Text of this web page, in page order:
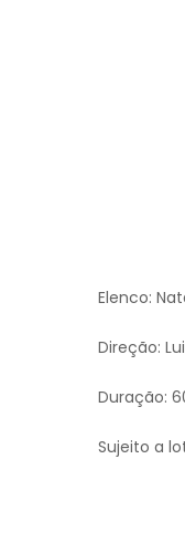
Elenco:
Direção:
Duração:
Sujeito a